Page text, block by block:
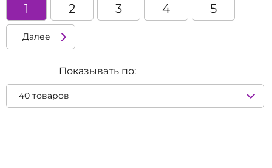
1 2 3 4 5
Далее
Показывать по: